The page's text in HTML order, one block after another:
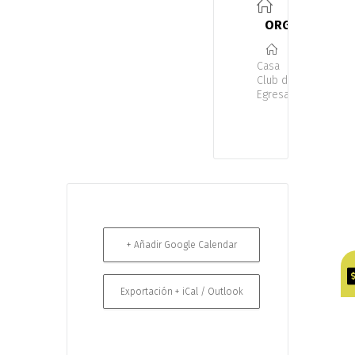
ORGANIZADOR
Casa
Club del
Egresado
+ Añadir Google Calendar
Exportación + iCal / Outlook